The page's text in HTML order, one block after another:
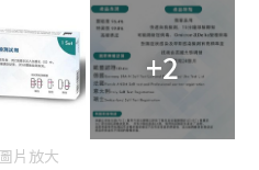
+2
片放大